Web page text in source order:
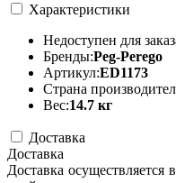
Характеристики
Недоступен для
Бренды:Peg-Perego
Артикул:ED1173
Страна
Вес:14.7 кг
Доставка
Доставка
Доставка осуществляется